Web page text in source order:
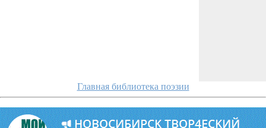
Главная библиотека поэзии